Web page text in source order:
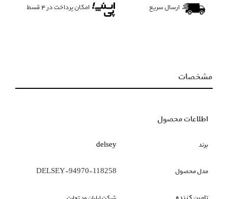
ارسال سریع امکان پرداخت در 4 قسط
مشخصات
اطلاعات محصول
برند delsey
مدل محصول DELSEY-94970-118258